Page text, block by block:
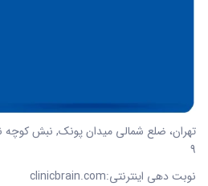
9
نوبت دهی اینترنتی:clinicbrain.com